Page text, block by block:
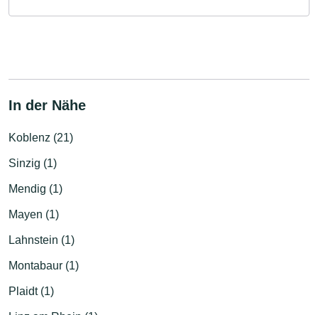
In der Nähe
Koblenz (21)
Sinzig (1)
Mendig (1)
Mayen (1)
Lahnstein (1)
Montabaur (1)
Plaidt (1)